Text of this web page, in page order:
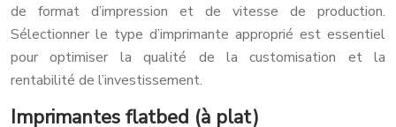
de format d’impression et de vitesse de production.
Sélectionner le type d’imprimante approprié est essentiel
pour optimiser la qualité de la customisation et la
rentabilité de l’investissement.
Imprimantes flatbed (à plat)